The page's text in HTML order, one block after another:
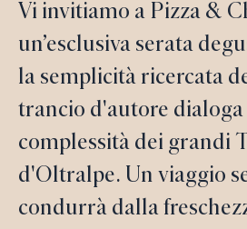
Vi invitiamo a Pizza &
un’esclusiva serata
la semplicità ricercata
trancio d'autore dialoga
complessità dei grandi
d'Oltralpe. Un viaggio
condurrà dalla